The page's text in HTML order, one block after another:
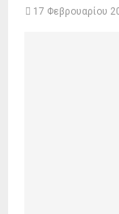
17 Φεβρουαρίου